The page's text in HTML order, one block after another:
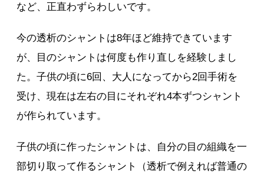
など、正直わずらわしいです。
今の透析のシャントは8年ほど維持できています
が、目のシャントは何度も作り直しを経験しまし
た。子供の頃に6回、大人になってから2回手術を
受け、現在は左右の目にそれぞれ4本ずつシャント
が作られています。
子供の頃に作ったシャントは、自分の目の組織を一
部切り取って作るシャント（透析で例えれば普通の